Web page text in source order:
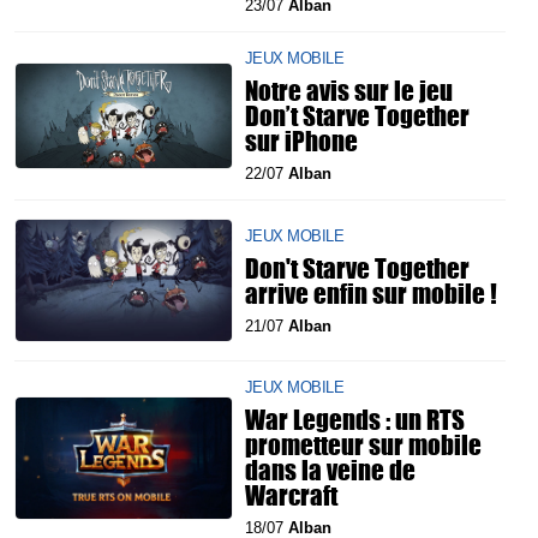
23/07 Alban
JEUX MOBILE
Notre avis sur le jeu
Don’t Starve Together
sur iPhone
22/07 Alban
JEUX MOBILE
Don't Starve Together
arrive enfin sur mobile !
21/07 Alban
JEUX MOBILE
War Legends : un RTS
prometteur sur mobile
dans la veine de
Warcraft
18/07 Alban